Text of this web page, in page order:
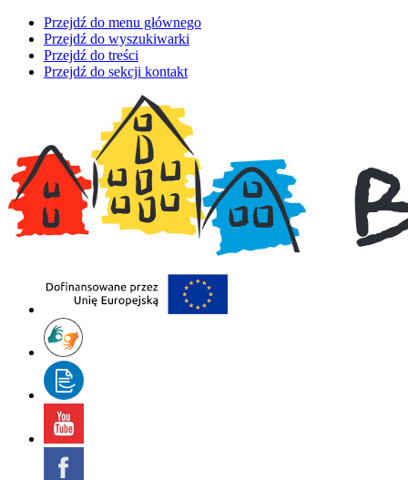
Przejdź do menu głównego
Przejdź do wyszukiwarki
Przejdź do treści
Przejdź do sekcji kontakt